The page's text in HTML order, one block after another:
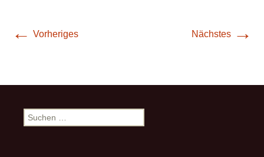
← Vorheriges Nächstes →
Suchen
nach: